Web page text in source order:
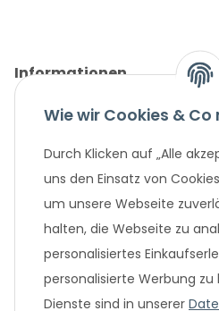
Informationen
Gesetzliche Informationen
Unternehmen
Beliebte Angebote
Wie wir Cookies & Co
Durch Klicken auf „Alle
uns den Einsatz von
um unsere Webseite
halten, die Webseite zu
personalisiertes
personalisierte Werbung
Dienste sind in unserer